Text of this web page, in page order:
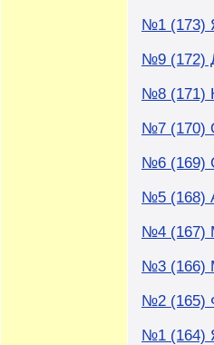
№1 (173)
№9 (172)
№8 (171)
№7 (170)
№6 (169)
№5 (168)
№4 (167)
№3 (166)
№2 (165)
№1 (164)